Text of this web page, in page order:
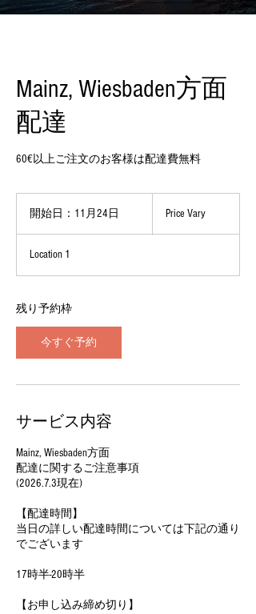
Mainz, Wiesbaden方面
配達
60€以上ご注文のお客様は配達費無料
開始日：11月24日
1
Price Vary
Location 1
残り予約枠
今すぐ予約
サービス内容
Mainz, Wiesbaden方面
配達に関するご注意事項
(2026.7.3現在)
【配達時間】
当日の詳しい配達時間については下記の通り
でございます
17時半-20時半
【お申し込み締め切り】